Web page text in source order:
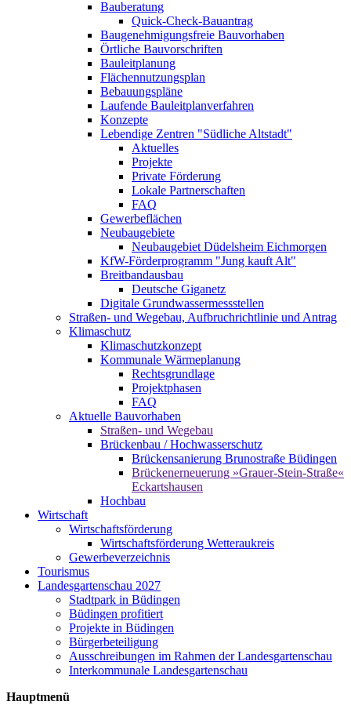
Bauberatung
Quick-Check-Bauantrag
Baugenehmigungsfreie Bauvorhaben
Örtliche Bauvorschriften
Bauleitplanung
Flächennutzungsplan
Bebauungspläne
Laufende Bauleitplanverfahren
Konzepte
Lebendige Zentren "Südliche Altstadt"
Aktuelles
Projekte
Private Förderung
Lokale Partnerschaften
FAQ
Gewerbeflächen
Neubaugebiete
Neubaugebiet Düdelsheim Eichmorgen
KfW-Förderprogramm "Jung kauft Alt"
Breitbandausbau
Deutsche Giganetz
Digitale Grundwassermessstellen
Straßen- und Wegebau, Aufbruchrichtlinie und Antrag
Klimaschutz
Klimaschutzkonzept
Kommunale Wärmeplanung
Rechtsgrundlage
Projektphasen
FAQ
Aktuelle Bauvorhaben
Straßen- und Wegebau
Brückenbau / Hochwasserschutz
Brückensanierung Brunostraße Büdingen
Brückenerneuerung »Grauer-Stein-Straße«
Eckartshausen
Hochbau
Wirtschaft
Wirtschaftsförderung
Wirtschaftsförderung Wetteraukreis
Gewerbeverzeichnis
Tourismus
Landesgartenschau 2027
Stadtpark in Büdingen
Büdingen profitiert
Projekte in Büdingen
Bürgerbeteiligung
Ausschreibungen im Rahmen der Landesgartenschau
Interkommunale Landesgartenschau
Hauptmenü